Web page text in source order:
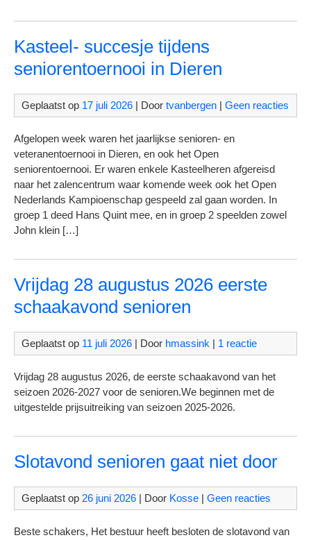
Kasteel- succesje tijdens
seniorentoernooi in Dieren
Geplaatst op 17 juli 2026 | Door tvanbergen | Geen reacties
Afgelopen week waren het jaarlijkse senioren- en
veteranentoernooi in Dieren, en ook het Open
seniorentoernooi. Er waren enkele Kasteelheren afgereisd
naar het zalencentrum waar komende week ook het Open
Nederlands Kampioenschap gespeeld zal gaan worden. In
groep 1 deed Hans Quint mee, en in groep 2 speelden zowel
John klein […]
Vrijdag 28 augustus 2026 eerste
schaakavond senioren
Geplaatst op 11 juli 2026 | Door hmassink | 1 reactie
Vrijdag 28 augustus 2026, de eerste schaakavond van het
seizoen 2026-2027 voor de senioren.We beginnen met de
uitgestelde prijsuitreiking van seizoen 2025-2026.
Slotavond senioren gaat niet door
Geplaatst op 26 juni 2026 | Door Kosse | Geen reacties
Beste schakers, Het bestuur heeft besloten de slotavond van